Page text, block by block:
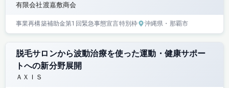
有限会社渡嘉敷商会
事業再構築補助金第1回緊急事態宣言特別枠 沖縄県 ・那覇市
脱毛サロンから波動治療を使った運動・健康サポー
トへの新分野展開
ＡＸＩＳ